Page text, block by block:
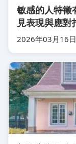
敏感的人特徵
見表現與應對
2026年03月16日